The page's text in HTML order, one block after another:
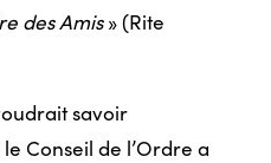
des Amis» (Rite
savoir
Conseil de l’Ordre a